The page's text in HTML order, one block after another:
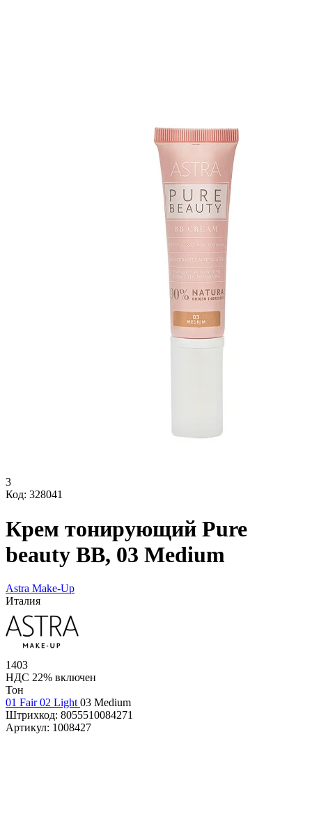
3
Код: 328041
Крем тонирующий Pure
beauty BB, 03 Medium
Astra Make-Up
Италия
1403
НДС 22% включен
Тон
01 Fair02 Light 03 Medium
Штрихкод: 8055510084271
Артикул: 1008427